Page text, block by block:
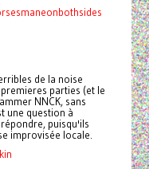
de la noise
parties (et le
NNCK, sans
une question à
puisqu'ils
improvisée locale.